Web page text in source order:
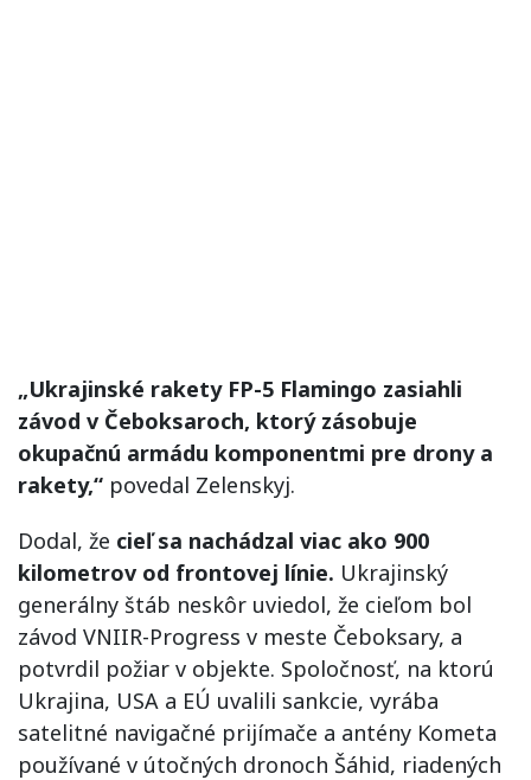
„Ukrajinské rakety FP-5 Flamingo zasiahli
závod v Čeboksaroch, ktorý zásobuje
okupačnú armádu komponentmi pre drony a
rakety,“ povedal Zelenskyj.
Dodal, že cieľ sa nachádzal viac ako 900
kilometrov od frontovej línie. Ukrajinský
generálny štáb neskôr uviedol, že cieľom bol
závod VNIIR-Progress v meste Čeboksary, a
potvrdil požiar v objekte. Spoločnosť, na ktorú
Ukrajina, USA a EÚ uvalili sankcie, vyrába
satelitné navigačné prijímače a antény Kometa
používané v útočných dronoch Šáhid, riadených